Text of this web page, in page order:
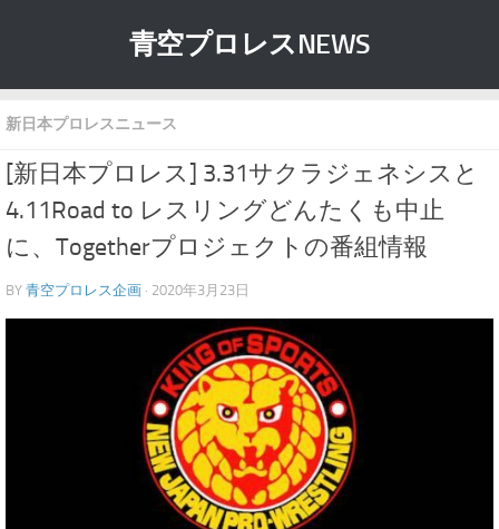
青空プロレスNEWS
新日本プロレスニュース
[新日本プロレス] 3.31サクラジェネシスと
4.11Road to レスリングどんたくも中止
に、Togetherプロジェクトの番組情報
BY 青空プロレス企画 · 2020年3月23日